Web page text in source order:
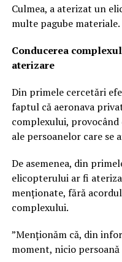
Culmea, a aterizat un
multe pagube materiale.
Conducerea
aterizare
Din primele cercetări
faptul că aeronava
complexului,
ale persoanelor care se
De asemenea, din
elicopterului ar fi
menționate, fără
complexului.
”Menționăm că, din
moment, nicio